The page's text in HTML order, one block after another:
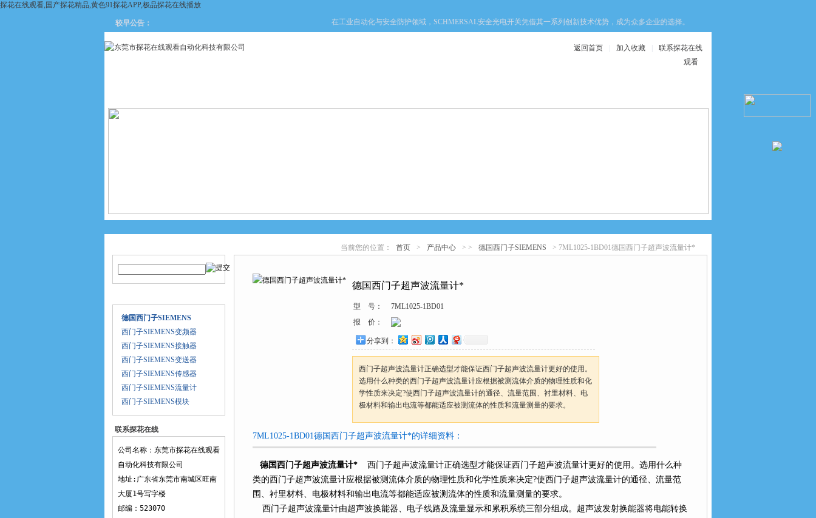
探花在线观看,国产探花精品,黄色91探花APP,极品探花在线播放
较早公告： 在工业自动化与安全防护领域，SCHMERSAL安全光电开关凭借其一系列创新技术优势，成为众多企业的选择。这些优势不仅提升了设备的安全性，还
返回首页 加入收藏
联系探花在线
观看
德国西门子SIEMENS
西门子SIEMENS变频器
西门子SIEMENS接触器
西门子SIEMENS变送器
西门子SIEMENS传感器
西门子SIEMENS流量计
西门子SIEMENS模块
联系探花在线
观看
公司名称：东莞市探花在线观看
自动化科技有限公司
地址:广东省东莞市南城区旺南
大厦1号写字楼
邮编：523070
当前您的位置： 首页 > 产品中心 > > 德国西门子SIEMENS > 7ML1025-1BD01德国西门子超声波流量计*
德国西门子超声波流量计*
型 号：
7ML1025-1BD01
报 价：
分享到：
西门子超声波流量计正确选型才能保证西门子超声波流量计更好的使用。
选用什么种类的西门子超声波流量计应根据被测流体介质的物理性质和化
学性质来决定?使西门子超声波流量计的通径、流量范围、衬里材料、电
极材料和输出电流等都能适应被测流体的性质和流量测量的要求。
7ML1025-1BD01德国西门子超声波流量计*的详细资料：
德国西门子超声波流量计* 西门子超声波流量计正确选型才能保证西门子超声波流量计更好的使用。选用什么种
类的西门子超声波流量计应根据被测流体介质的物理性质和化学性质来决定?使西门子超声波流量计的通径、流量范
围、衬里材料、电极材料和输出电流等都能适应被测流体的性质和流量测量的要求。
西门子超声波流量计由超声波换能器、电子线路及流量显示和累积系统三部分组成。超声波发射换能器将电能转换